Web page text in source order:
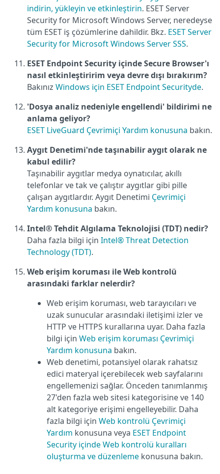
indirin, yükleyin ve etkinleştirin. ESET Server
Security for Microsoft Windows Server, neredeyse
tüm ESET iş çözümlerine dahildir. Bkz. ESET Server
Security for Microsoft Windows Server SSS.
ESET Endpoint Security içinde Secure Browser'ı
nasıl etkinleştiririm veya devre dışı bırakırım?
Bakınız Windows için ESET Endpoint Securityde.
'Dosya analiz nedeniyle engellendi' bildirimi ne
anlama geliyor?
ESET LiveGuard Çevrimiçi Yardım konusuna bakın.
Aygıt Denetimi'nde taşınabilir aygıt olarak ne
kabul edilir?
Taşınabilir aygıtlar medya oynatıcılar, akıllı
telefonlar ve tak ve çalıştır aygıtlar gibi pille
çalışan aygıtlardır. Aygıt Denetimi Çevrimiçi
Yardım konusuna bakın.
Intel® Tehdit Algılama Teknolojisi (TDT) nedir?
Daha fazla bilgi için Intel® Threat Detection
Technology (TDT).
Web erişim koruması ile Web kontrolü
arasındaki farklar nelerdir?
Web erişim koruması, web tarayıcıları ve
uzak sunucular arasındaki iletişimi izler ve
HTTP ve HTTPS kurallarına uyar. Daha fazla
bilgi için Web erişim koruması Çevrimiçi
Yardım konusuna bakın.
Web denetimi, potansiyel olarak rahatsız
edici materyal içerebilecek web sayfalarını
engellemenizi sağlar. Önceden tanımlanmış
27'den fazla web sitesi kategorisine ve 140
alt kategoriye erişimi engelleyebilir. Daha
fazla bilgi için Web kontrolü Çevrimiçi
Yardım konusuna veya ESET Endpoint
Security içinde Web kontrolü kuralları
oluşturma ve düzenleme konusuna bakın.